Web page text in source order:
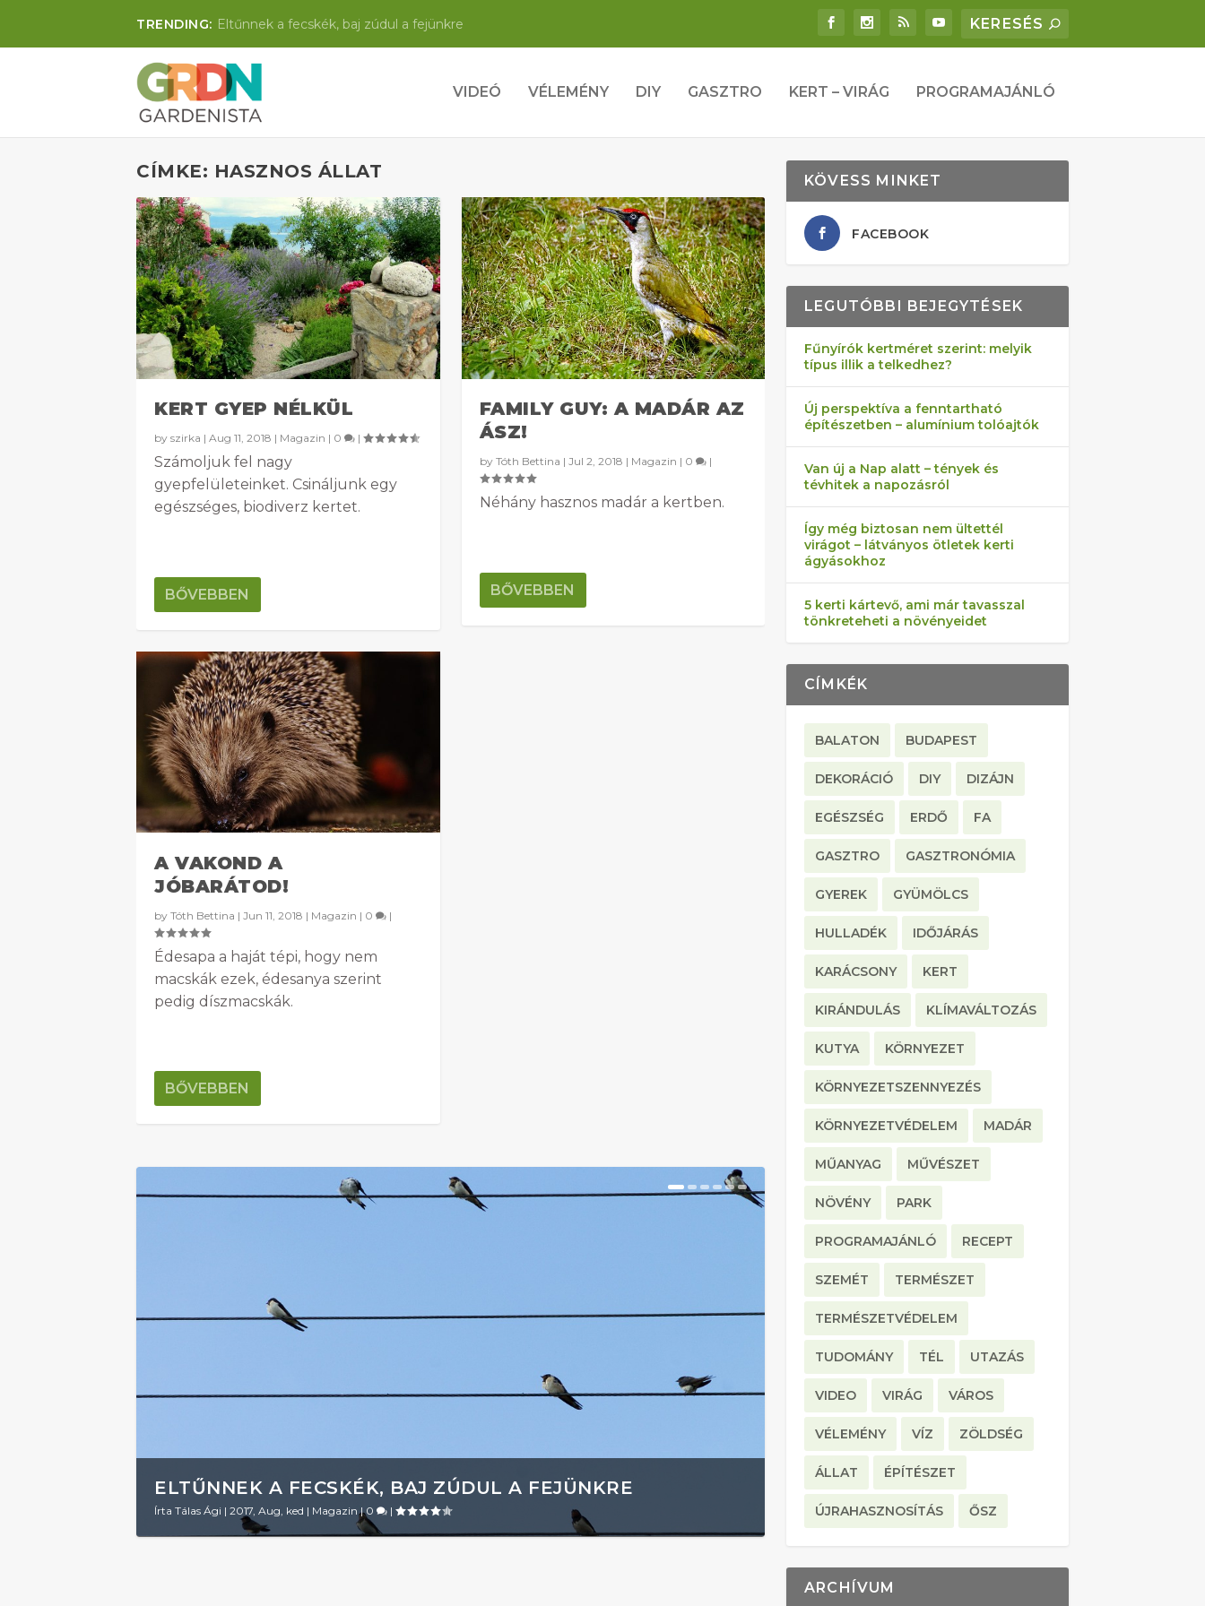
TRENDING: Eltűnnek a fecskék, baj zúdul a fejünkre
VIDEÓ VÉLEMÉNY DIY GASZTRO KERT – VIRÁG PROGRAMAJÁNLÓ
CÍMKE: HASZNOS ÁLLAT
KERT GYEP NÉLKÜL
by szirka | Aug 11, 2018 | Magazin | 0 |
Számoljuk fel nagy
gyepfelületeinket. Csináljunk egy
egészséges, biodiverz kertet.
BŐVEBBEN
A VAKOND A
JÓBARÁTOD!
by Tóth Bettina | Jun 11, 2018 | Magazin | 0 |
Édesapa a haját tépi, hogy nem
macskák ezek, édesanya szerint
pedig díszmacskák.
BŐVEBBEN
FAMILY GUY: A MADÁR AZ
ÁSZ!
by Tóth Bettina | Jul 2, 2018 | Magazin | 0 |
Néhány hasznos madár a kertben.
BŐVEBBEN
ELTŰNNEK A FECSKÉK, BAJ ZÚDUL A FEJÜNKRE
Írta Tálas Ági | 2017, Aug, ked | Magazin |0 |
KÖVESS MINKET
FACEBOOK
LEGUTÓBBI BEJEGYTÉSEK
Fűnyírók kertméret szerint: melyik
típus illik a telkedhez?
Új perspektíva a fenntartható
építészetben – alumínium tolóajtók
Van új a Nap alatt – tények és
tévhitek a napozásról
Így még biztosan nem ültettél
virágot – látványos ötletek kerti
ágyásokhoz
5 kerti kártevő, ami már tavasszal
tönkreteheti a növényeidet
CÍMKÉK
BALATON BUDAPEST
DEKORÁCIÓ DIY DIZÁJN
EGÉSZSÉG ERDŐ FA
GASZTRO GASZTRONÓMIA
GYEREK GYÜMÖLCS
HULLADÉK IDŐJÁRÁS
KARÁCSONY KERT
KIRÁNDULÁS KLÍMAVÁLTOZÁS
KUTYA KÖRNYEZET
KÖRNYEZETSZENNYEZÉS
KÖRNYEZETVÉDELEM MADÁR
MŰANYAG MŰVÉSZET
NÖVÉNY PARK
PROGRAMAJÁNLÓ RECEPT
SZEMÉT TERMÉSZET
TERMÉSZETVÉDELEM
TUDOMÁNY TÉL UTAZÁS
VIDEO VIRÁG VÁROS
VÉLEMÉNY VÍZ ZÖLDSÉG
ÁLLAT ÉPÍTÉSZET
ÚJRAHASZNOSÍTÁS ŐSZ
ARCHÍVUM